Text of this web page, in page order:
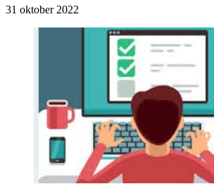
31 oktober 2022